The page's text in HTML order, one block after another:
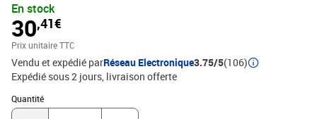
partout. Vous pouvez les monter dans le salon pour placer des
objets décoratifs, stocker des bocaux d’épices dans la cuisine et
afficher des cadres photo dans la chambre à coucher. Les étagères
cube sont faciles à nettoyer avec un chiffon humide. Elles
transforment facilement un mur vide en une fonctionnalité de
conception !Couleur : chêne sonomaMatériau : bois
d'ingénierieDimensions : 26 x 15 x 26 cm (l x P x H)L'assemblage
est requisVeuillez noter : Les vis et les chevilles pour l'intérieur du
En stock
30,41€
Prix unitaire TTC
Vendu et expédié parRéseau Electronique3.75/5(106)
Expédié sous 2 jours livraison offerte
Quantité
Quantité : 1